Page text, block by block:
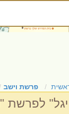
פרשת וישב
לפרשת